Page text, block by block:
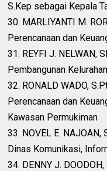
S.Kep sebagai Kepala
30. MARLIYANTI M.
Perencanaan dan
31. REYFI J. NELWAN,
Pembangunan
32. RONALD WADO,
Perencanaan dan
Kawasan Permukiman
33. NOVEL E. NAJOAN,
Dinas Komunikasi,
34. DENNY J.